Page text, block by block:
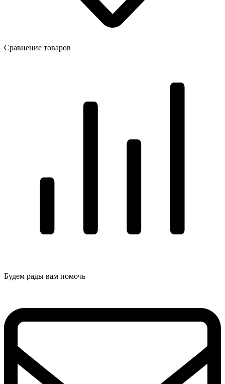
Сравнение товаров
Будем рады вам помочь